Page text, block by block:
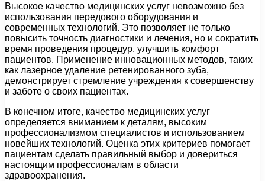
Высокое качество медицинских услуг невозможно без
использования передового оборудования и
современных технологий. Это позволяет не только
повысить точность диагностики и лечения, но и сократить
время проведения процедур, улучшить комфорт
пациентов. Применение инновационных методов, таких
как лазерное удаление ретенированного зуба,
демонстрирует стремление учреждения к совершенству
и заботе о своих пациентах.
В конечном итоге, качество медицинских услуг
определяется вниманием к деталям, высоким
профессионализмом специалистов и использованием
новейших технологий. Оценка этих критериев помогает
пациентам сделать правильный выбор и довериться
настоящим профессионалам в области
здравоохранения.